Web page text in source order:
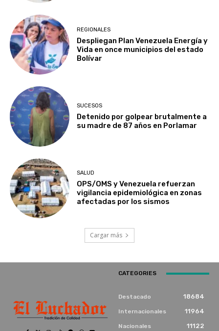
REGIONALES
Despliegan Plan Venezuela Energía y
Vida en once municipios del estado
Bolívar
SUCESOS
Detenido por golpear brutalmente a
su madre de 87 años en Porlamar
SALUD
OPS/OMS y Venezuela refuerzan
vigilancia epidemiológica en zonas
afectadas por los sismos
Cargar más
CATEGORIES
Destacado 18684
Internacionales 11964
Nacionales 11122